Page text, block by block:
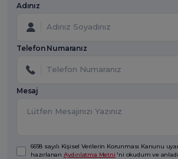
Adınız
Telefon Numaranız
Mesaj
6698 sayılı Kişisel Verilerin Korunması Kanunu
hazırlanan Aydınlatma Metni 'ni okudum ve